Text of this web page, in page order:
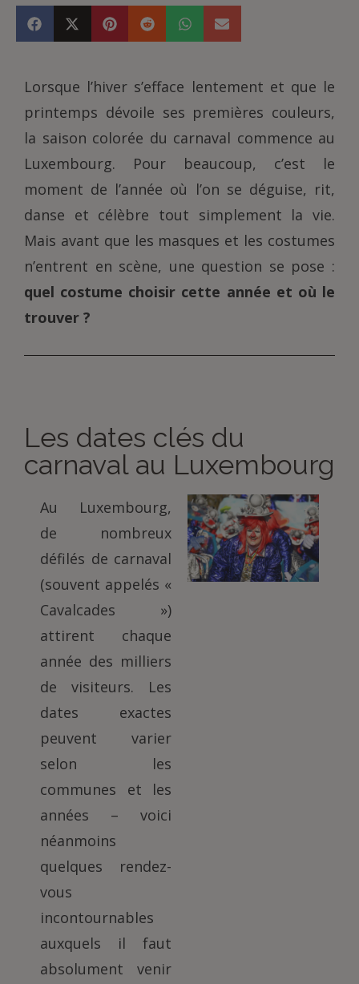
Lorsque l’hiver s’efface lentement et que le
printemps dévoile ses premières couleurs,
la saison colorée du carnaval commence au
Luxembourg. Pour beaucoup, c’est le
moment de l’année où l’on se déguise, rit,
danse et célèbre tout simplement la vie.
Mais avant que les masques et les costumes
n’entrent en scène, une question se pose :
quel costume choisir cette année et où le
trouver ?
Les dates clés du
carnaval au Luxembourg
Au Luxembourg,
de nombreux
défilés de carnaval
(souvent appelés «
Cavalcades »)
attirent chaque
année des milliers
de visiteurs. Les
dates exactes
peuvent varier
selon les
communes et les
années – voici
néanmoins
quelques rendez-
vous
incontournables
auxquels il faut
absolument venir